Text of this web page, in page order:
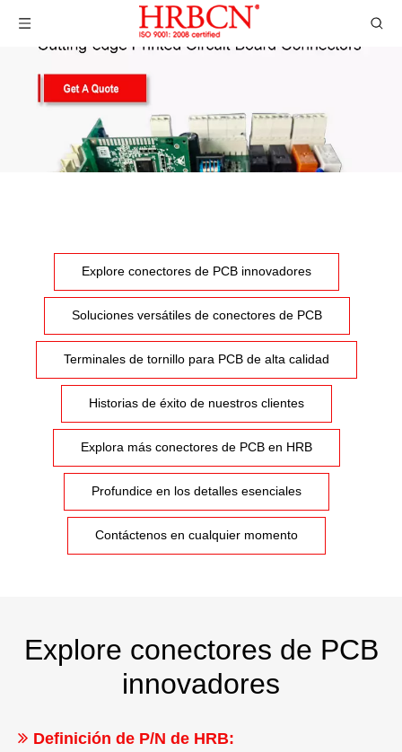
Explore conectores de PCB innovadores
Soluciones versátiles de conectores de PCB
Terminales de tornillo para PCB de alta calidad
Historias de éxito de nuestros clientes
Explora más conectores de PCB en HRB
Profundice en los detalles esenciales
Contáctenos en cualquier momento
Explore conectores de PCB
innovadores
 Definición de P/N de HRB: